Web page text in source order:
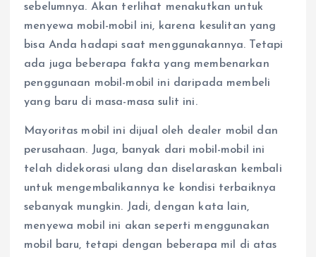
sebelumnya. Akan terlihat menakutkan untuk
menyewa mobil-mobil ini, karena kesulitan yang
bisa Anda hadapi saat menggunakannya. Tetapi
ada juga beberapa fakta yang membenarkan
penggunaan mobil-mobil ini daripada membeli
yang baru di masa-masa sulit ini.
Mayoritas mobil ini dijual oleh dealer mobil dan
perusahaan. Juga, banyak dari mobil-mobil ini
telah didekorasi ulang dan diselaraskan kembali
untuk mengembalikannya ke kondisi terbaiknya
sebanyak mungkin. Jadi, dengan kata lain,
menyewa mobil ini akan seperti menggunakan
mobil baru, tetapi dengan beberapa mil di atas